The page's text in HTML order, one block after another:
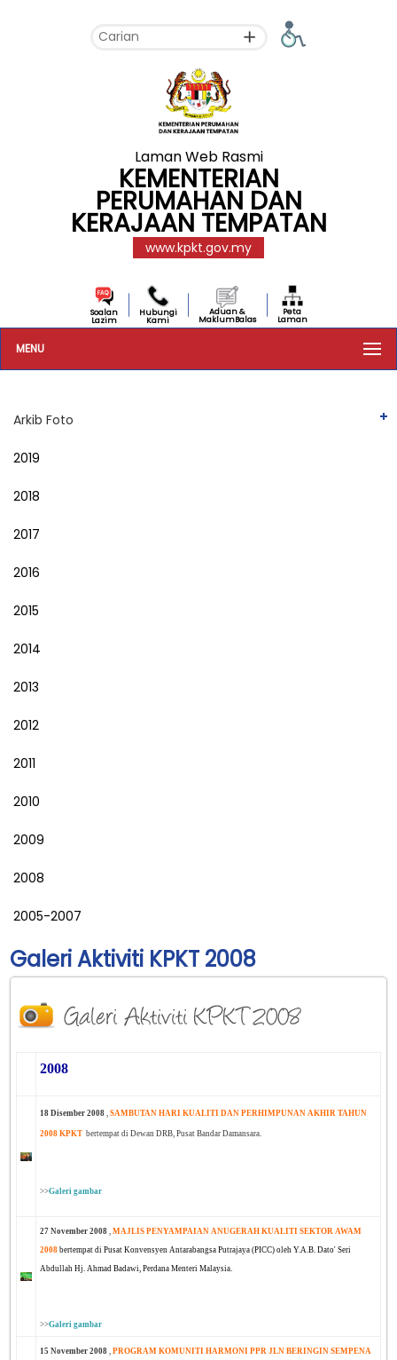
Laman Web Rasmi
KEMENTERIAN
PERUMAHAN DAN
KERAJAAN TEMPATAN
www.kpkt.gov.my
Soalan
Lazim
Hubungi
Kami
Aduan &
MaklumBalas
Peta
Laman
MENU
Arkib Foto
2019
2018
2017
2016
2015
2014
2013
2012
2011
2010
2009
2008
2005-2007
Galeri Aktiviti KPKT 2008
2008
18 Disember 2008,SAMBUTAN HARI KUALITI DAN PERHIMPUNAN AKHIR TAHUN
2008 KPKTbertempat di Dewan DRB, Pusat Bandar Damansara.
>>Galeri gambar
27 November 2008,MAJLIS PENYAMPAIAN ANUGERAH KUALITI SEKTOR AWAM
2008bertempat di Pusat Konvensyen Antarabangsa Putrajaya (PICC) oleh Y.A.B. Dato' Seri
Abdullah Hj. Ahmad Badawi, Perdana Menteri Malaysia.
>>Galeri gambar
15 November 2008,PROGRAM KOMUNITI HARMONI PPR JLN BERINGIN SEMPENA